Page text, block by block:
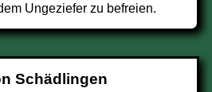
Ungeziefer zu befreien.
Schädlingen